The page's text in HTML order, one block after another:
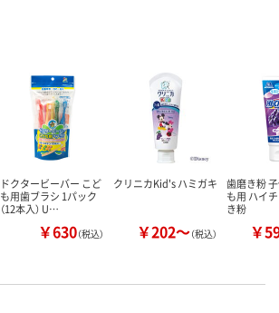
ドクタービーバー こど
も用歯ブラシ 1パック
（12本入） U…
￥630（税込）
クリニカKid's ハミガキ
￥202～（税込）
歯磨き粉
も用 ハイ
き粉
￥